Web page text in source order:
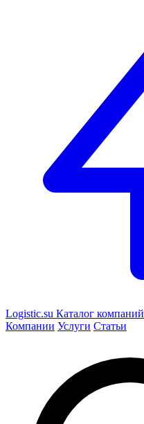
Logistic.su Каталог компаний
Компании Услуги Статьи